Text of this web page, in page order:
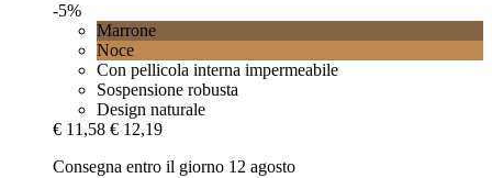
-5%
Marrone
Noce
Con pellicola interna impermeabile
Sospensione robusta
Design naturale
€ 11,58 € 12,19
Consegna entro il giorno 12 agosto